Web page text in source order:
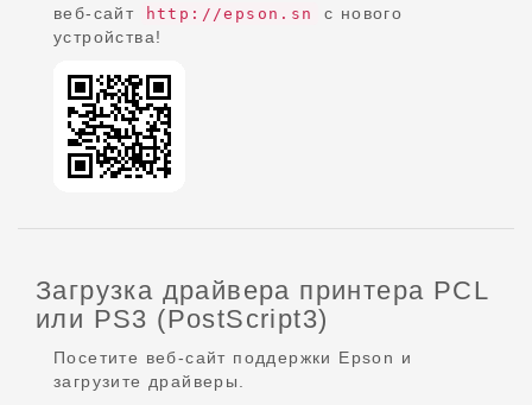
веб-сайт
http://epson.sn
с нового
устройства!
Загрузка драйвера принтера PCL
или PS3 (PostScript3)
Посетите веб-сайт поддержки Epson и
загрузите драйверы.